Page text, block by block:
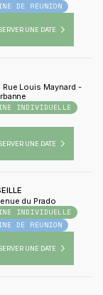
DE RÉUNION
UNE DATE
Rue Louis Maynard -
INDIVIDUELLE
UNE DATE
du Prado
INDIVIDUELLE
DE RÉUNION
UNE DATE